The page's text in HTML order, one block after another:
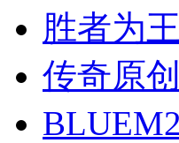
胜者为
传奇原